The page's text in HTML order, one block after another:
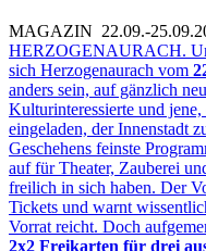
MAGAZIN 22.09.-
HERZOGENAURACH.
sich Herzogenaurach vom
anders sein, auf gänzlich
Kulturinteressierte und
eingeladen, der Innenstadt
Geschehens feinste
auf für Theater, Zauberei
freilich in sich haben. Der
Tickets und warnt
Vorrat reicht. Doch
2x2 Freikarten für drei